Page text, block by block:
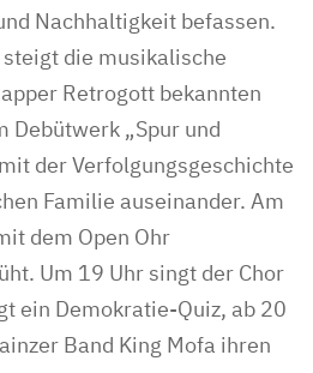
Nachhaltigkeit befassen.
die musikalische
Retrogott bekannten
Debütwerk „Spur und
der Verfolgungsgeschichte
Familie auseinander. Am
dem Open Ohr
Um 19 Uhr singt der Chor
ein Demokratie-Quiz, ab 20
Band King Mofa ihren